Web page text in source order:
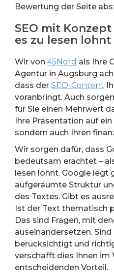
Bewertung der Seite
SEO mit
es zu lesen lohnt
Wir von 45Nord als Ihre
Agentur in Augsburg
dass der SEO-Content
voranbringt. Auch
für Sie einen Mehrwert
Ihre Präsentation auf
sondern auch Ihren
Wir sorgen dafür, dass
bedeutsam erachtet –
lesen lohnt. Google legt
aufgeräumte Struktur
des Textes. Gibt es
Ist der Text thematisch
Das sind Fragen, mit
auseinandersetzen.
berücksichtigt und
verschafft dies Ihnen im
entscheidenden Vorteil.